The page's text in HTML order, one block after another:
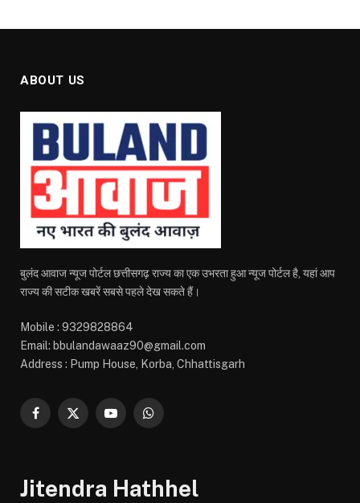
ABOUT US
बुलंद आवाज न्यूज पोर्टल छत्तीसगढ़ राज्य का एक उभरता हुआ न्यूज पोर्टल है, यहां आप
राज्य की सटीक खबरें सबसे पहले देख सकते हैं।
Mobile : 9329828864
Email: bbulandawaaz90@gmail.com
Address : Pump House, Korba, Chhattisgarh
Facebook
X
YouTubeWhatsApp
Jitendra Hathhel